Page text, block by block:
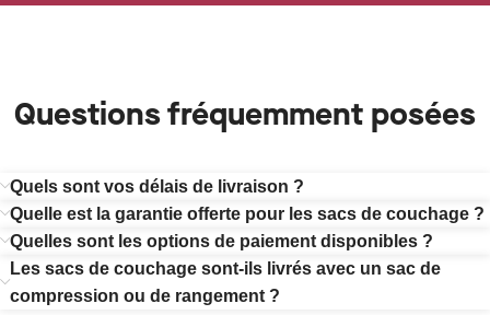
Questions fréquemment posées
Quels sont vos délais de livraison ?
Quelle est la garantie offerte pour les sacs de couchage ?
Quelles sont les options de paiement disponibles ?
Les sacs de couchage sont-ils livrés avec un sac de
compression ou de rangement ?